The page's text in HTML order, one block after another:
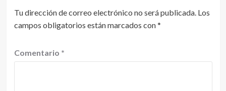
Tu dirección de correo electrónico no será publicada. Los
campos obligatorios están marcados con*
Comentario *